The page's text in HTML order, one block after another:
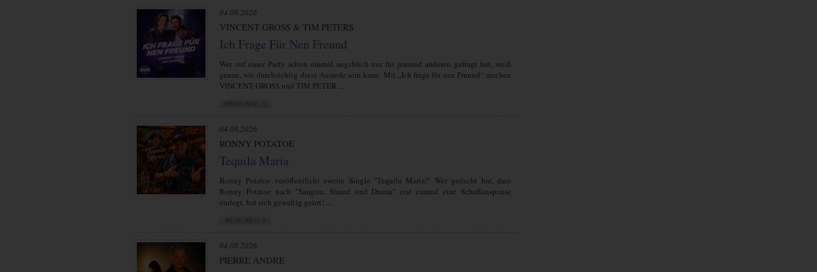
04.08.2026
VINCENT GROSS & TIM PETERS
Ich Frage Für Nen Freund
Wer auf einer Party schon einmal angeblich nur für jemand anderen gefragt hat, weiß
genau, wie durchsichtig diese Ausrede sein kann. Mit „Ich frage für nen Freund“ machen
VINCENT GROSS und TIM PETER ...
04.08.2026
RONNY POTATOE
Tequila Maria
Ronny Potatoe veröffentlicht zweite Single "Tequila Maria!" Wer gedacht hat, dass
Ronny Potatoe nach "Sangria, Strand und Drama" erst einmal eine Schaffenspause
einlegt, hat sich gewaltig geirrt! ...
04.08.2026
PIERRE ANDRE